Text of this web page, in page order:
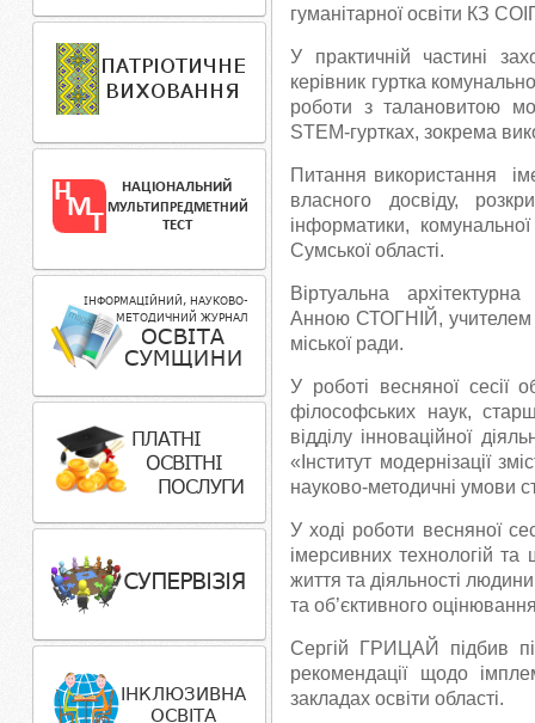
гуманітарної освіти КЗ
У практичній частині
керівник гуртка
роботи з талановитою
STEM-гуртках, зокрема
Питання використання
власного досвіду,
інформатики,
Сумської області.
Віртуальна
Анною СТОГНІЙ, учителем
міської ради.
У роботі весняної
філософських наук,
відділу інноваційної
«Інститут модернізації
науково-методичні умови
У ході роботи весняної
імерсивних технологій
життя та діяльності
та об’єктивного
Сергій ГРИЦАЙ підбив
рекомендації щодо
закладах освіти області.